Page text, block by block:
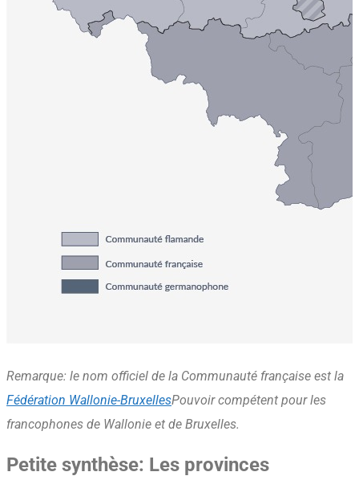
Remarque: le nom officiel de la Communauté française est la
Fédération Wallonie-BruxellesPouvoir compétent pour les
francophones de Wallonie et de Bruxelles.
Petite synthèse: Les provinces